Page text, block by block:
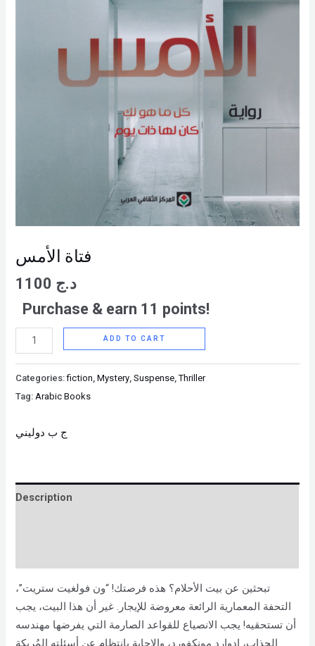
فتاة الأمس
د.ج
Purchase & earn 11 points!
ADD TO CART
Categories:fiction ,Mystery ,Suspense ,Thriller
Tag: Arabic Books
ج ب دوليني
Description
تبحثين عن بيت الأحلام؟ هذه فرصتك! “ون فولغيت ستريت”،
التحفة المعمارية الرائعة معروضة للإيجار. غير أن هذا البيت، يجب
أن تستحقيه! يجب الانصياع للقواعد الصارمة التي يفرضها مهندسه
الجذاب، إدوارد مونكفورد، والإجابة بانتظام عن أسئلته المُربكة